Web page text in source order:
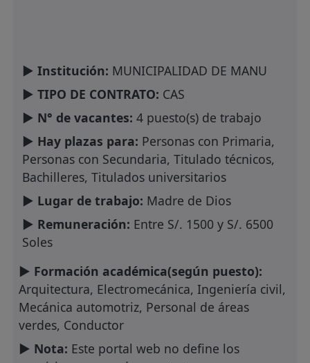
► Institución: MUNICIPALIDAD DE MANU
► TIPO DE CONTRATO: CAS
► N° de vacantes: 4 puesto(s) de trabajo
► Hay plazas para: Personas con Primaria,
Personas con Secundaria, Titulado técnicos,
Bachilleres, Titulados universitarios
► Lugar de trabajo: Madre de Dios
► Remuneración: Entre S/. 1500 y S/. 6500
Soles
► Formación académica(según puesto):
Arquitectura, Electromecánica, Ingeniería civil,
Mecánica automotriz, Personal de áreas
verdes, Conductor
► Nota: Este portal web no define los